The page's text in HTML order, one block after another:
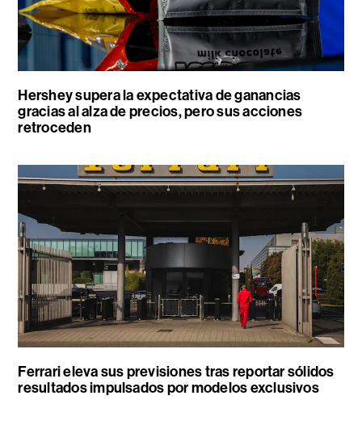
Hershey supera la expectativa de ganancias
gracias al alza de precios, pero sus acciones
retroceden
Ferrari eleva sus previsiones tras reportar sólidos
resultados impulsados por modelos exclusivos